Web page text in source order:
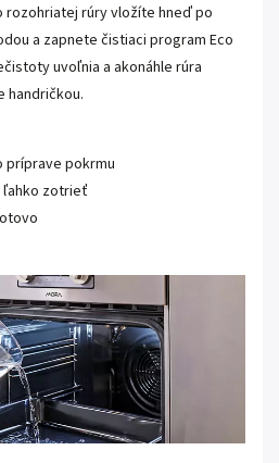
rozohriatej rúry vložíte hneď po
a zapnete čistiaci program Eco
uvoľnia a akonáhle rúra
handričkou.
príprave pokrmu
ľahko zotrieť